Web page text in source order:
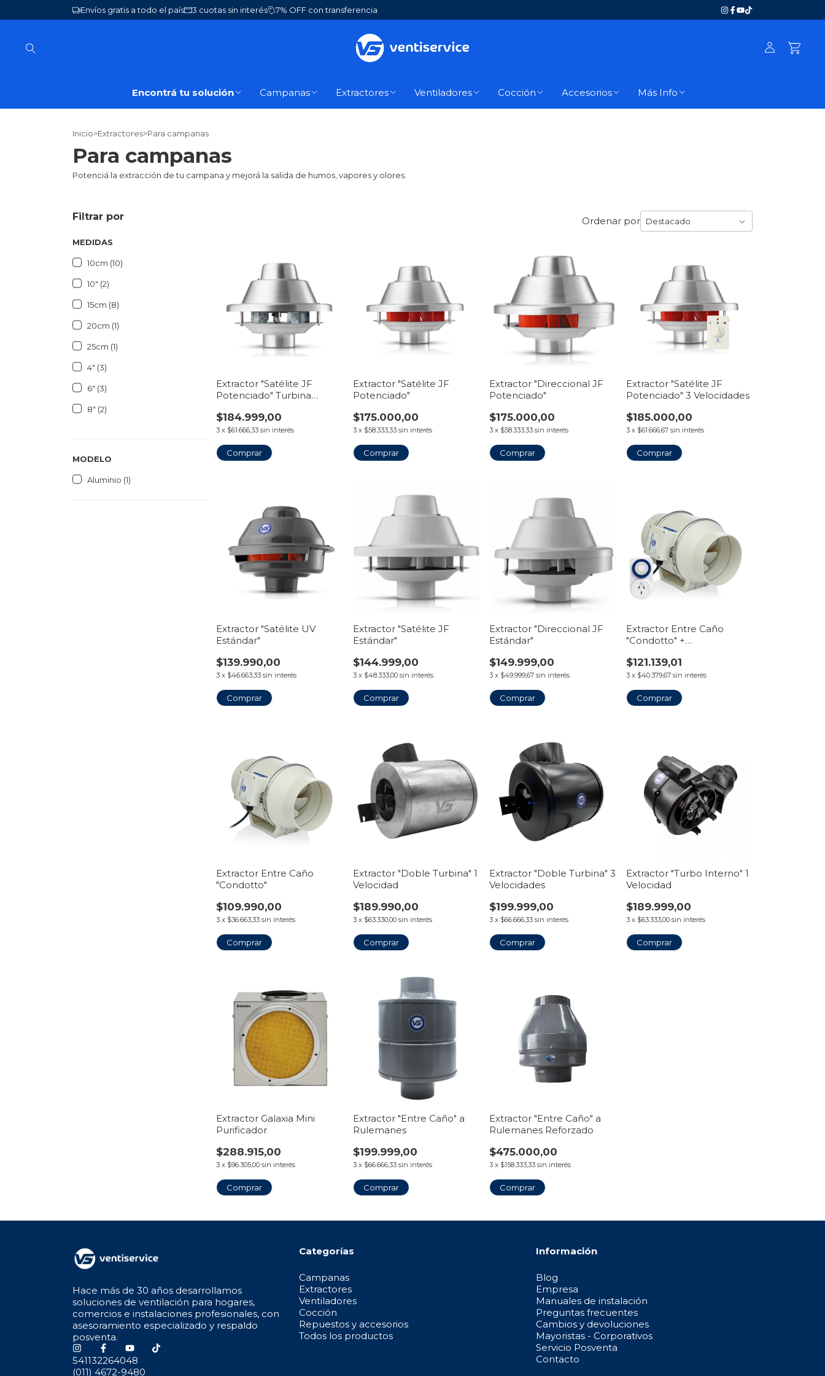
Envíos gratis a todo el país 3 cuotas sin interés 7% OFF con transferencia
Encontrá tu solución Campanas Extractores Ventiladores Cocción Accesorios Más Info
Inicio>Extractores>Para campanas
Para campanas
Potenciá la extracción de tu campana y mejorá la salida de humos, vapores y olores.
Filtrar por
MEDIDAS
10cm (10)
10″ (2)
15cm (8)
20cm (1)
25cm (1)
4″ (3)
6″ (3)
8″ (2)
MODELO
Aluminio (1)
Ordenar por
Extractor "Satélite JF
Potenciado" Turbina
$184.999,00
3 x $61.666,33 sin interés
Comprar
Extractor "Satélite JF
Potenciado"
$175.000,00
3 x $58.333,33 sin interés
Comprar
Extractor "Direccional JF
Potenciado"
$175.000,00
3 x $58.333,33 sin interés
Comprar
Extractor "Satélite JF
Potenciado" 3 Velocidades
$185.000,00
3 x $61.666,67 sin interés
Comprar
Extractor "Satélite UV
Estándar"
$139.990,00
3 x $46.663,33 sin interés
Comprar
Extractor "Satélite JF
Estándar"
$144.999,00
3 x $48.333,00 sin interés
Comprar
Extractor "Direccional JF
Estándar"
$149.999,00
3 x $49.999,67 sin interés
Comprar
Extractor Entre Caño
"Condotto" +
$121.139,01
3 x $40.379,67 sin interés
Comprar
Extractor Entre Caño
"Condotto"
$109.990,00
3 x $36.663,33 sin interés
Comprar
Extractor "Doble Turbina" 1
Velocidad
$189.990,00
3 x $63.330,00 sin interés
Comprar
Extractor "Doble Turbina" 3
Velocidades
$199.999,00
3 x $66.666,33 sin interés
Comprar
Extractor "Turbo Interno" 1
Velocidad
$189.999,00
3 x $63.333,00 sin interés
Comprar
Extractor Galaxia Mini
Purificador
$288.915,00
3 x $96.305,00 sin interés
Extractor "Entre Caño" a
Rulemanes
$199.999,00
3 x $66.666,33 sin interés
Comprar
Extractor "Entre Caño" a
Rulemanes Reforzado
$475.000,00
3 x $158.333,33 sin interés
Comprar
Hace más de 30 años desarrollamos
soluciones de ventilación para hogares,
comercios e instalaciones profesionales, con
asesoramiento especializado y respaldo
posventa.
541132264048
(011) 4672-9480
Categorías
Campanas
Extractores
Ventiladores
Cocción
Repuestos y accesorios
Todos los productos
Información
Blog
Empresa
Manuales de instalación
Preguntas frecuentes
Cambios y devoluciones
Mayoristas - Corporativos
Servicio Posventa
Contacto